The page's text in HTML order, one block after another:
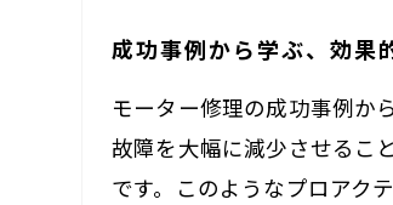
成功事例から学ぶ、効果
モーター修理の成功事例か
故障を大幅に減少させるこ
です。このようなプロアク